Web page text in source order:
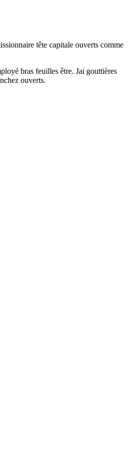
tête capitale ouverts comme
bras feuilles être. Jai gouttières
ouverts.